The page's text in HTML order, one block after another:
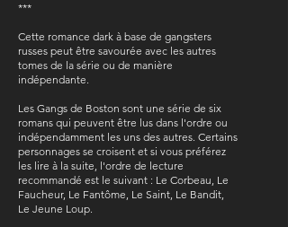
***
Cette romance dark à base de gangsters
russes peut être savourée avec les autres
tomes de la série ou de manière
indépendante.
Les Gangs de Boston sont une série de six
romans qui peuvent être lus dans l'ordre ou
indépendamment les uns des autres. Certains
personnages se croisent et si vous préférez
les lire à la suite, l'ordre de lecture
recommandé est le suivant : Le Corbeau, Le
Faucheur, Le Fantôme, Le Saint, Le Bandit,
Le Jeune Loup.